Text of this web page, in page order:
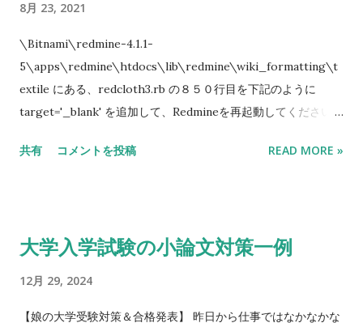
んが、一応試してみました。案の定、当たり前に制限がかけら
れています。 で、よく考えるとレンタルサーバからアクセスで
きるから、そのIPは許可されているだろうと思います。 なの
で、SSHトンネルを Bitvise SSH Client で掘ろうと考えていま
した。 BitviseのSSH設定はそんなに難しくないので、割愛しま
=> 127.0.0.1 List Port => 3306 (ローカルにMysqlが稼働してい
続で、IPを127.0.0.1にすれば、接続できるはずです。 それか
れば、いまのところ500MB位のファイルでも実行できました。
だが、１．２GBのファイルは読み込みの途中にエラーになった
8月 23, 2021
\Bitnami\redmine-4.1.1-
5\apps\redmine\htdocs\lib\redmine\wiki_formatting\t
extile にある、redcloth3.rb の８５０行目を下記のように
target='_blank' を追加して、Redmineを再起動してください。
{text}</a>#{post}"
共有 コメントを投稿 READ MORE »
大学入学試験の小論文対策一例
12月 29, 2024
【娘の大学受験対策＆合格発表】 昨日から仕事ではなかなかな